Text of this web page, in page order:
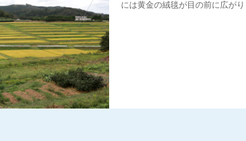
には黄金の絨毯が目の前に広がり